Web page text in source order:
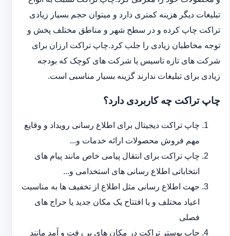
تبلیغات دیگر هزینه کمتری دارد و می‎توان حجم بسیار زیادی
تراکت چاپ کرده و در سطح شهر و مناطق مختلف پخش و
توجه مخاطبان زیادی را جلب کرد.چاپ تراکت ارزان برای
شرکت های تازه تاسیس یا شرکت های کوچک که بودجه
زیادی برای تبلیغات ندارند گزینه بسیار مناسبی است.
چاپ تراکت چه کاربردی دارد؟
چاپ تراکت دیجیتال برای اطلاع رسانی رویداد و وقایع
مهم فروش محصولات ارائه خدمات و...
چاپ تراکت برای انتقال پیامی خاص مانند پیام های
انتخاباتی اطلاع رسانی های استخدامی و...
جهت اطلاع رسانی مثل اطلاع از تخفیف ها به مناسبت
اعیاد مختلف و یا افتتاح یک مکان جدید یا حراج های
فصلی
چاپ پوستر تراکت در مکان های پر رفت و آمد مانند